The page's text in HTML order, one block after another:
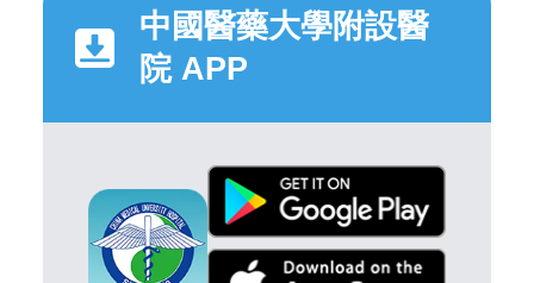
中國醫藥大學附設醫
院 APP